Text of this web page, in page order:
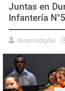
Juntas en
Infantería
duraznodigital